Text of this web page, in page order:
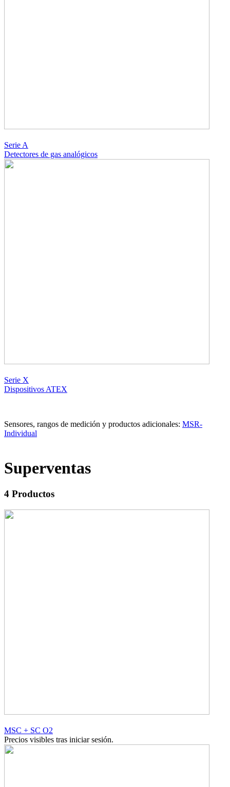
Serie A
Detectores de gas analógicos
Serie X
Dispositivos ATEX
Sensores, rangos de medición y productos adicionales: MSR-
Individual
Superventas
4 Productos
MSC + SC O2
Precios visibles tras iniciar sesión.